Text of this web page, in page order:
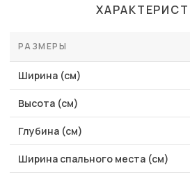
РАЗМЕРЫ
Ширина (см)
Высота (см)
Глубина (см)
Ширина спального места (см)